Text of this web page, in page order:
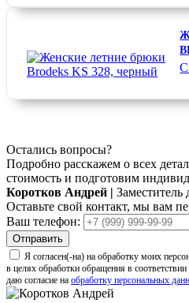
Остались вопросы?
Подробно расскажем о всех
стоимость и подготовим
Коротков Андрей | Заместитель
Оставьте свой контакт, мы вам
Ваш телефон:
Отправить
Я согласен(-на) на обработку моих
в целях обработки обращения в соответствии
даю согласие на обработку персональных